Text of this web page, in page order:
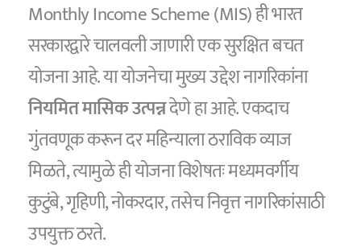
Monthly Income Scheme (MIS) ही भारत
सरकारद्वारे चालवली जाणारी एक सुरक्षित बचत
योजना आहे. या योजनेचा मुख्य उद्देश नागरिकांना
नियमित मासिक उत्पन्नदेणे हा आहे. एकदाच
गुंतवणूक करून दर महिन्याला ठराविक व्याज
मिळते, त्यामुळे ही योजना विशेषतः मध्यमवर्गीय
कुटुंबे, गृहिणी, नोकरदार, तसेच निवृत्त नागरिकांसाठी
उपयुक्त ठरते.